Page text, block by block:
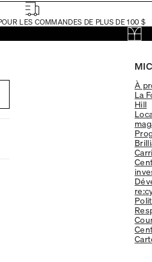
LES COMMANDES DE PLUS DE 100 $
À
La
Hill